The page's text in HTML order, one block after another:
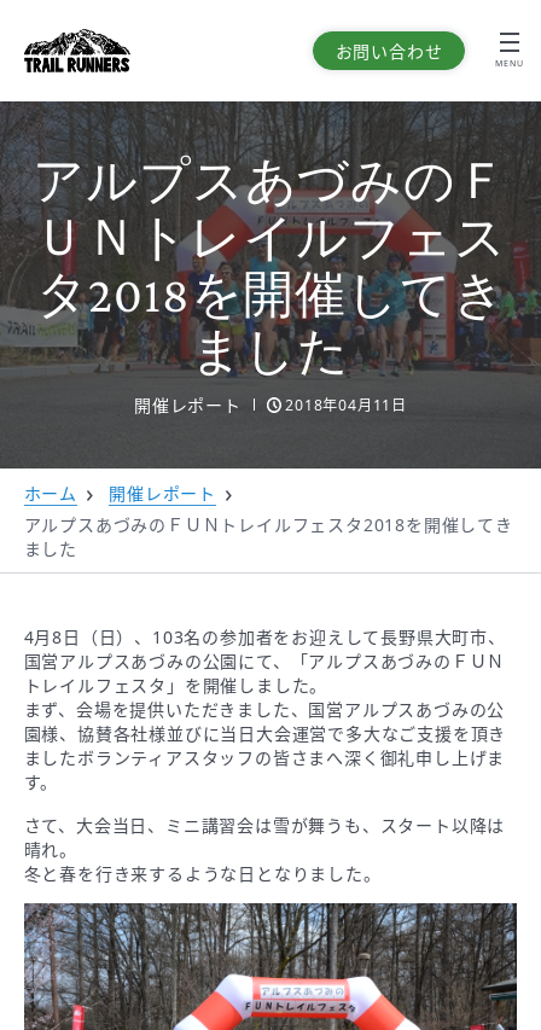
お問い合わせ
MENU
アルプスあづみのＦ
ＵＮトレイルフェス
タ2018を開催してき
ました
開催レポート 2018年04月11日
ホーム
開催レポート
アルプスあづみのＦＵＮトレイルフェスタ2018を開催してき
ました
4月8日（日）、103名の参加者をお迎えして長野県大町市、
国営アルプスあづみの公園にて、「アルプスあづみのＦＵＮ
トレイルフェスタ」を開催しました。
まず、会場を提供いただきました、国営アルプスあづみの公
園様、協賛各社様並びに当日大会運営で多大なご支援を頂き
ましたボランティアスタッフの皆さまへ深く御礼申し上げま
す。
さて、大会当日、ミニ講習会は雪が舞うも、スタート以降は
晴れ。
冬と春を行き来するような日となりました。